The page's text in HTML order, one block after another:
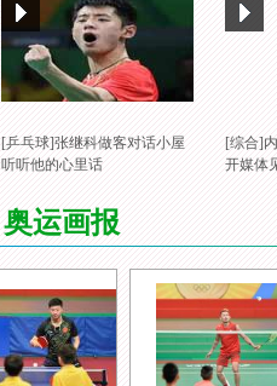
[乒乓球]张继科做客对话小屋
听听他的心里话
[综合]
开媒体
奥运画报